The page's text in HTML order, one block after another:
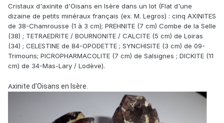
Cristaux d'axinite d'Oisans en Isère dans un lot (Flat d'une
dizaine de petits minéraux français (ex. M. Legros) : cinq AXINITES
de 38-Chamrousse (1 à 3 cm); PREHNITE (7 cm) Combe de la Selle
(38) ; TETRAEDRITE / BOURNONITE / CALCITE (5 cm) de Loiras
(34) ; CELESTINE de 84-OPODETTE ; SYNCHISITE (3 cm) de 09-
Trimouns; PICROPHARMACOLITE (7 cm) de Salsignes ; DICKITE (11
cm) de 34-Mas-Lary / Lodève).
Axinite d'Oisans en Isère.